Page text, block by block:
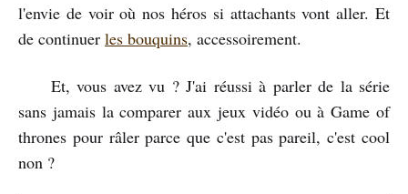
l'envie de voir où nos héros si attachants vont aller. Et
de continuer les bouquins, accessoirement.
Et, vous avez vu ? J'ai réussi à parler de la série
sans jamais la comparer aux jeux vidéo ou à Game of
thrones pour râler parce que c'est pas pareil, c'est cool
non ?